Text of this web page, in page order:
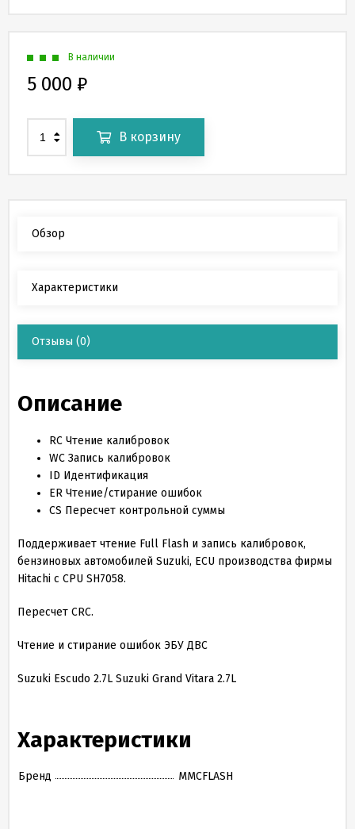
В наличии
5 000 ₽
В корзину
Обзор
Характеристики
Отзывы (0)
Описание
RC Чтение калибровок
WC Запись калибровок
ID Идентификация
ER Чтение/стирание ошибок
CS Пересчет контрольной суммы
Поддерживает чтение Full Flash и запись калибровок,
бензиновых автомобилей Suzuki, ECU производства фирмы
Hitachi c CPU SH7058.
Пересчет CRC.
Чтение и стирание ошибок ЭБУ ДВС
Suzuki Escudo 2.7L Suzuki Grand Vitara 2.7L
Характеристики
Бренд MMCFLASH